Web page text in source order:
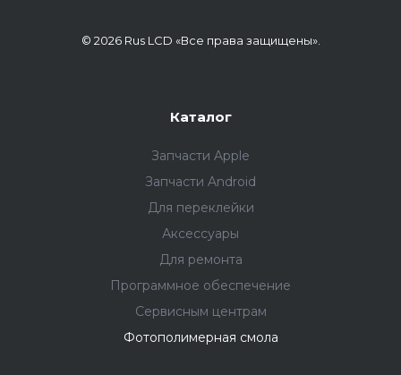
© 2026 Rus LCD «Все права защищены».
Каталог
Запчасти Apple
Запчасти Android
Для переклейки
Аксессуары
Для ремонта
Программное обеспечение
Сервисным центрам
Фотополимерная смола